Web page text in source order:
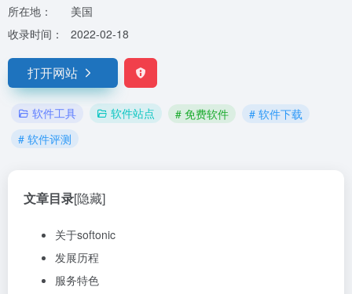
所在地：
美国
收录时间：
2022-02-18
打开网站
软件工具 软件站点 # 免费软件
# 软件下载
# 软件评测
文章目录[隐藏]
关于softonic
发展历程
服务特色